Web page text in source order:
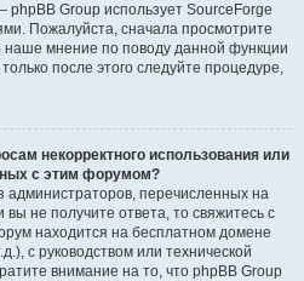
Group использует SourceForge
Пожалуйста, сначала просмотрите
мнение по поводу данной функции
после этого следуйте процедуре,
некорректного использования или
с этим форумом?
перечисленных на
не получите ответа, то свяжитесь с
находится на бесплатном домене
с руководством или технической
внимание на то, что phpBB Group